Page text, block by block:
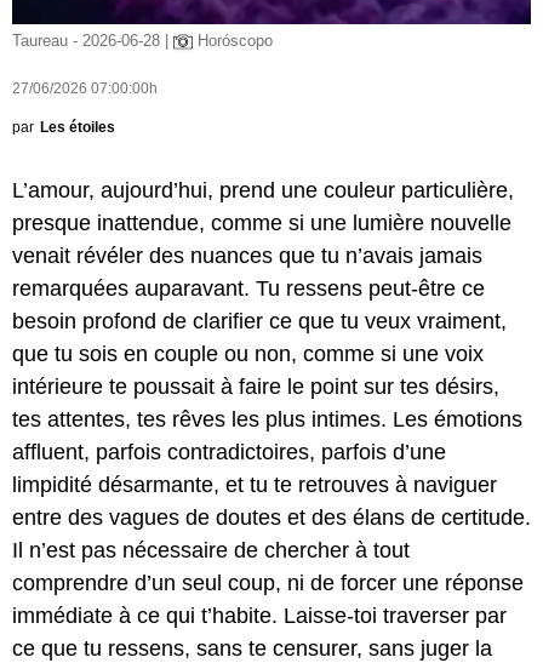
Taureau - 2026-06-28 | Horóscopo
27/06/2026 07:00:00h
par Les étoiles
L’amour, aujourd’hui, prend une couleur particulière,
presque inattendue, comme si une lumière nouvelle
venait révéler des nuances que tu n’avais jamais
remarquées auparavant. Tu ressens peut-être ce
besoin profond de clarifier ce que tu veux vraiment,
que tu sois en couple ou non, comme si une voix
intérieure te poussait à faire le point sur tes désirs,
tes attentes, tes rêves les plus intimes. Les émotions
affluent, parfois contradictoires, parfois d’une
limpidité désarmante, et tu te retrouves à naviguer
entre des vagues de doutes et des élans de certitude.
Il n’est pas nécessaire de chercher à tout
comprendre d’un seul coup, ni de forcer une réponse
immédiate à ce qui t’habite. Laisse-toi traverser par
ce que tu ressens, sans te censurer, sans juger la